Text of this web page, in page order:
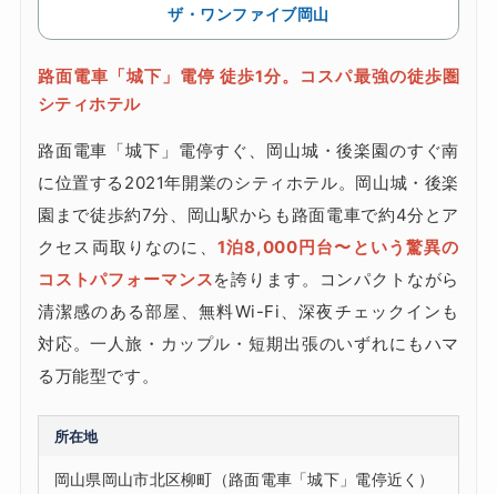
ザ・ワンファイブ岡山
路面電車「城下」電停 徒歩1分。コスパ最強の徒歩圏
シティホテル
路面電車「城下」電停すぐ、岡山城・後楽園のすぐ南
に位置する2021年開業のシティホテル。岡山城・後楽
園まで徒歩約7分、岡山駅からも路面電車で約4分とア
クセス両取りなのに、 1泊8,000円台〜という驚異の
コストパフォーマンスを誇ります。コンパクトながら
清潔感のある部屋、無料Wi-Fi、深夜チェックインも
対応。一人旅・カップル・短期出張のいずれにもハマ
る万能型です。
所在地
岡山県岡山市北区柳町（路面電車「城下」電停近く）